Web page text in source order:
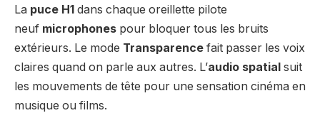
La puce H1 dans chaque oreillette pilote
neuf microphones pour bloquer tous les bruits
extérieurs. Le mode Transparence fait passer les voix
claires quand on parle aux autres. L’audio spatial suit
les mouvements de tête pour une sensation cinéma en
musique ou films.